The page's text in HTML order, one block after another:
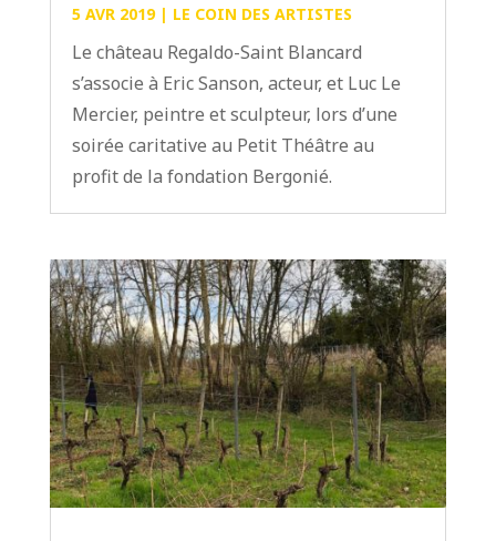
5 AVR 2019| LE COIN DES ARTISTES
Le château Regaldo-Saint Blancard
s’associe à Eric Sanson, acteur, et Luc Le
Mercier, peintre et sculpteur, lors d’une
soirée caritative au Petit Théâtre au
profit de la fondation Bergonié.